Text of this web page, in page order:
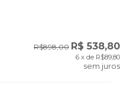
R$898,00 R$ 538,80
6 x de R$89,80
sem juros